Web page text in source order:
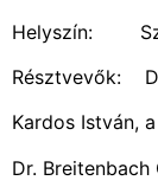
Helyszín:
Résztvevők:
Kardos István,
Dr.